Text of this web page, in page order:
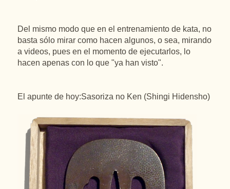
Del mismo modo que en el entrenamiento de kata, no
basta sólo mirar como hacen algunos, o sea, mirando
a videos, pues en el momento de ejecutarlos, lo
hacen apenas con lo que "ya han visto".
El apunte de hoy:Sasoriza no Ken (Shingi Hidensho)